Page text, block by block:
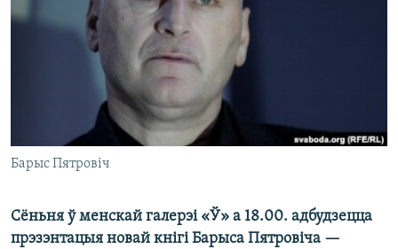
НА ХВАЛЯХ СВАБОДЫ
Барыс Пятровіч
Сёньня ў менскай галерэі «Ў» а 18.00. адбудзецца
прэзэнтацыя новай кнігі Барыса Пятровіча —